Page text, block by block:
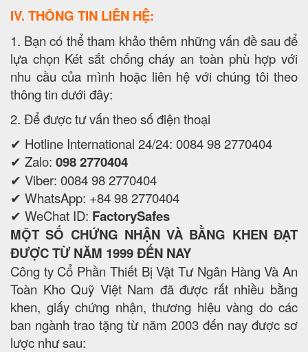
IV. THÔNG TIN LIÊN HỆ:
1. Bạn có thể tham khảo thêm những vấn đề sau để
lựa chọn Két sắt chống cháy an toàn phù hợp với
nhu cầu của mình hoặc liên hệ với chúng tôi theo
thông tin dưới đây:
2. Để được tư vấn theo số điện thoại
✔ Hotline International 24/24: 0084 98 2770404
✔ Zalo: 098 2770404
✔ Viber: 0084 98 2770404
✔ WhatsApp: +84 98 2770404
✔ WeChat ID: FactorySafes
MỘT SỐ CHỨNG NHẬN VÀ BẰNG KHEN ĐẠT
ĐƯỢC TỪ NĂM 1999 ĐẾN NAY
Công ty Cổ Phần Thiết Bị Vật Tư Ngân Hàng Và An
Toàn Kho Quỹ Việt Nam đã được rất nhiều bằng
khen, giấy chứng nhận, thương hiệu vàng do các
ban ngành trao tặng từ năm 2003 đến nay được sơ
lược như sau: